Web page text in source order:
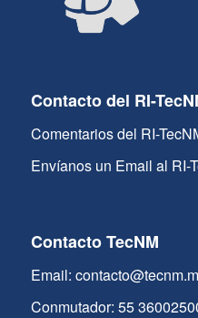
Contacto del RI-
Comentarios del RI-
Envíanos un Email al RI-
Contacto TecNM
Email:
Conmutador: 55